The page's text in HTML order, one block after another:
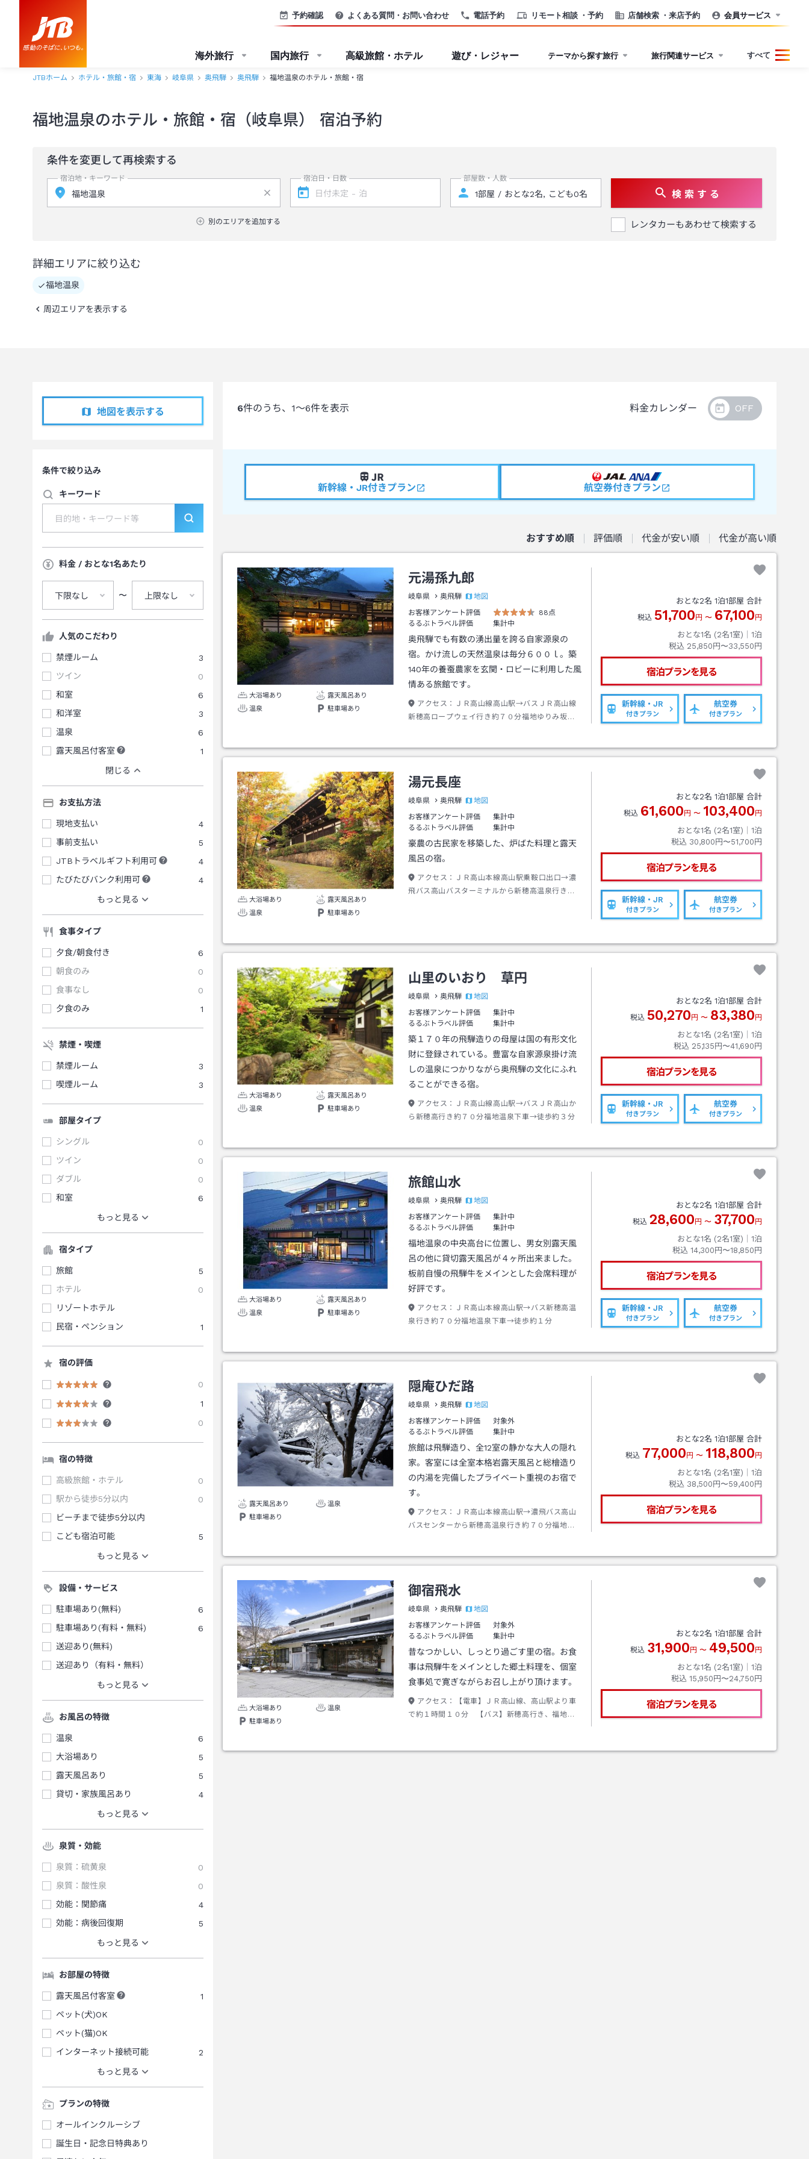
電話予約 リモート相談 ・予約 店舗検索 ・来店予約
予約確認 よくある質問・お問い合わせ 会員サービス
海外旅行 国内旅行 高級旅館・ホテル 遊び・レジャー テーマから探す旅行 旅行関連サービス すべて
JTBホーム ホテル・旅館・宿 東海 岐阜県 奥飛騨 奥飛騨 福地温泉のホテル・旅館・宿
福地温泉のホテル・旅館・宿（岐阜県） 宿泊予約
条件を変更して再検索する
宿泊地・キーワード
別のエリアを追加する
宿泊日・日数 部屋数・人数
検 索 す る
レンタカーもあわせて検索する
詳細エリアに絞り込む
福地温泉
周辺エリアを表示する
地図を表示する
条件で絞り込み
キーワード
料金 / おとな1名あたり
下限なし 〜 上限なし
人気のこだわり
禁煙ルーム
3
ツイン
0
和室
6
和洋室
3
温泉
6
露天風呂付客室
1
閉じる
お支払方法
現地支払い
4
事前支払い
5
JTBトラベルギフト利用可
4
たびたびバンク利用可
4
もっと見る
食事タイプ
夕食/朝食付き
6
朝食のみ
0
食事なし
0
夕食のみ
1
禁煙・喫煙
禁煙ルーム
3
喫煙ルーム
3
部屋タイプ
シングル
0
ツイン
0
ダブル
0
和室
6
もっと見る
宿タイプ
旅館
5
ホテル
0
リゾートホテル
民宿・ペンション
1
宿の評価
0
1
0
宿の特徴
高級旅館・ホテル
0
駅から徒歩5分以内
0
ビーチまで徒歩5分以内
こども宿泊可能
5
もっと見る
設備・サービス
駐車場あり(無料)
6
駐車場あり(有料・無料)
6
送迎あり(無料)
送迎あり（有料・無料）
もっと見る
お風呂の特徴
温泉
6
大浴場あり
5
露天風呂あり
5
貸切・家族風呂あり
4
もっと見る
泉質・効能
泉質：硫黄泉
0
泉質：酸性泉
0
効能：関節痛
4
効能：病後回復期
5
もっと見る
お部屋の特徴
露天風呂付客室
1
ペット(犬)OK
ペット(猫)OK
インターネット接続可能
2
もっと見る
プランの特徴
オールインクルーシブ
誕生日・記念日特典あり
6件のうち、 1～6件を表示 料金カレンダー
新幹線・JR付きプラン 航空券付きプラン
おすすめ順 評価順 代金が安い順 代金が高い順
大浴場あり
露天風呂あり
温泉
駐車場あり
元湯孫九郎
岐阜県 奥飛騨
地図
お客様アンケート評価
88点
るるぶトラベル評価
集計中
奥飛騨でも有数の湧出量を誇る自家源泉の
宿。かけ流しの天然温泉は毎分６００ｌ。築
140年の養蚕農家を玄関・ロビーに利用した風
情ある旅館です。
アクセス：
ＪＲ高山線高山駅→バスＪＲ高山線
新穂高ロープウェイ行き約７０分福地ゆりみ坂下
おとな2名 1泊1部屋 合計
税込 51,700 円 〜 67,100 円
おとな1名 (2名1室)｜ 1泊
税込 25,850円〜33,550円
宿泊プランを見る
新幹線・JR
付きプラン
航空券
付きプラン
大浴場あり
露天風呂あり
温泉
駐車場あり
湯元長座
岐阜県 奥飛騨
地図
お客様アンケート評価
集計中
るるぶトラベル評価
集計中
豪農の古民家を移築した、炉ばた料理と露天
風呂の宿。
アクセス：
ＪＲ高山本線高山駅乗鞍口出口→濃
飛バス高山バスターミナルから新穂高温泉行き約
おとな2名 1泊1部屋 合計
税込 61,600 円 〜 103,400 円
おとな1名 (2名1室)｜ 1泊
税込 30,800円〜51,700円
宿泊プランを見る
新幹線・JR
付きプラン
航空券
付きプラン
大浴場あり
露天風呂あり
温泉
駐車場あり
山里のいおり 草円
岐阜県 奥飛騨
地図
お客様アンケート評価
集計中
るるぶトラベル評価
集計中
築１７０年の飛騨造りの母屋は国の有形文化
財に登録されている。豊富な自家源泉掛け流
しの温泉につかりながら奥飛騨の文化にふれ
ることができる宿。
アクセス：
ＪＲ高山線高山駅→バスＪＲ高山か
ら新穂高行き約７０分福地温泉下車→徒歩約３分
おとな2名 1泊1部屋 合計
税込 50,270 円 〜 83,380 円
おとな1名 (2名1室)｜ 1泊
税込 25,135円〜41,690円
宿泊プランを見る
新幹線・JR
付きプラン
航空券
付きプラン
大浴場あり
露天風呂あり
温泉
駐車場あり
旅館山水
岐阜県 奥飛騨
地図
お客様アンケート評価
集計中
るるぶトラベル評価
集計中
福地温泉の中央高台に位置し、男女別露天風
呂の他に貸切露天風呂が４ヶ所出来ました。
板前自慢の飛騨牛をメインとした会席料理が
好評です。
アクセス：
ＪＲ高山本線高山駅→バス新穂高温
泉行き約７０分福地温泉下車→徒歩約１分
おとな2名 1泊1部屋 合計
税込 28,600 円 〜 37,700 円
おとな1名 (2名1室)｜ 1泊
税込 14,300円〜18,850円
宿泊プランを見る
新幹線・JR
付きプラン
航空券
付きプラン
露天風呂あり
温泉
駐車場あり
隠庵ひだ路
岐阜県 奥飛騨
地図
お客様アンケート評価
対象外
るるぶトラベル評価
集計中
旅館は飛騨造り、全12室の静かな大人の隠れ
家。客室には全室本格岩露天風呂と総檜造り
の内湯を完備したプライベート重視のお宿で
す。
アクセス：
ＪＲ高山本線高山駅→濃飛バス高山
バスセンターから新穂高温泉行き約７０分福地温
おとな2名 1泊1部屋 合計
税込 77,000 円 〜 118,800 円
おとな1名 (2名1室)｜ 1泊
税込 38,500円〜59,400円
宿泊プランを見る
大浴場あり
温泉
駐車場あり
御宿飛水
岐阜県 奥飛騨
地図
お客様アンケート評価
対象外
るるぶトラベル評価
集計中
昔なつかしい、しっとり過ごす里の宿。お食
事は飛騨牛をメインとした郷土料理を、個室
食事処で寛ぎながらお召し上がり頂けます。
アクセス：
【電車】ＪＲ高山線、高山駅より車
で約１時間１０分 【バス】新穂高行き、福地温
おとな2名 1泊1部屋 合計
税込 31,900 円 〜 49,500 円
おとな1名 (2名1室)｜ 1泊
税込 15,950円〜24,750円
宿泊プランを見る